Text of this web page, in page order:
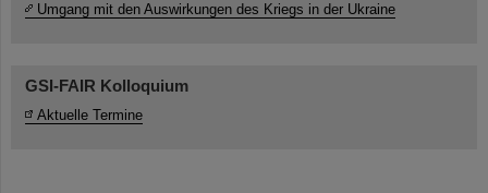
Umgang mit den Auswirkungen des Kriegs in der Ukraine
GSI-FAIR Kolloquium
Aktuelle Termine